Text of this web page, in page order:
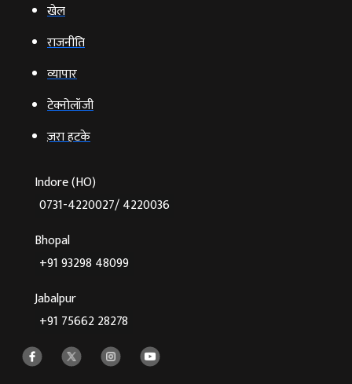
खेल
राजनीति
व्‍यापार
टेक्‍नोलॉजी
ज़रा हटके
Indore (HO)
0731-4220027/ 4220036
Bhopal
+91 93298 48099
Jabalpur
+91 75662 28278